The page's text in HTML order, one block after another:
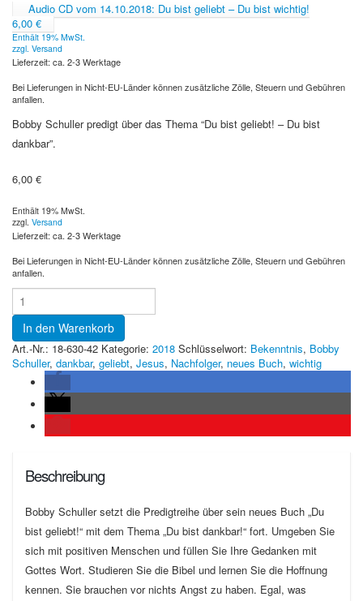
Audio CD vom 14.10.2018: Du bist geliebt – Du bist wichtig!
6,00 €
Enthält 19% MwSt.
zzgl. Versand
Lieferzeit: ca. 2-3 Werktage
Bei Lieferungen in Nicht-EU-Länder können zusätzliche Zölle, Steuern und Gebühren
anfallen.
Bobby Schuller predigt über das Thema “Du bist geliebt! – Du bist
dankbar”.
6,00 €
Enthält 19% MwSt.
zzgl. Versand
Lieferzeit: ca. 2-3 Werktage
Bei Lieferungen in Nicht-EU-Länder können zusätzliche Zölle, Steuern und Gebühren
anfallen.
In den Warenkorb
Art.-Nr.: 18-630-42 Kategorie: 2018 Schlüsselwort: Bekenntnis, Bobby
Schuller, dankbar, geliebt, Jesus, Nachfolger, neues Buch, wichtig
Beschreibung
Bobby Schuller setzt die Predigtreihe über sein neues Buch „Du
bist geliebt!“ mit dem Thema „Du bist dankbar!“ fort. Umgeben Sie
sich mit positiven Menschen und füllen Sie Ihre Gedanken mit
Gottes Wort. Studieren Sie die Bibel und lernen Sie die Hoffnung
kennen. Sie brauchen vor nichts Angst zu haben. Egal, was